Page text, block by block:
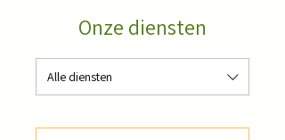
Onze diensten
Alle diensten